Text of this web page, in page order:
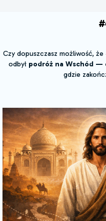
Czy dopuszczasz możliwość, że
odbył podróż na Wschód —
gdzie